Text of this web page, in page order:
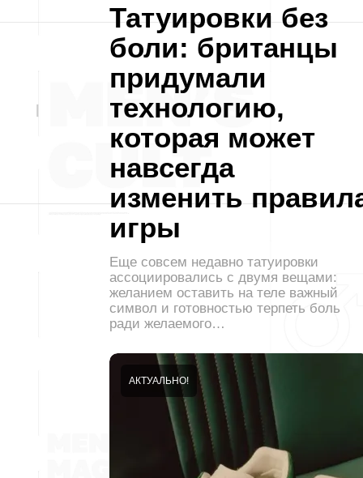
Татуировки без
боли: британцы
придумали
технологию,
которая может
навсегда
изменить
игры
Еще совсем недавно татуировки
ассоциировались с двумя вещами:
желанием оставить на теле важный
символ и готовностью терпеть боль
ради желаемого…
АКТУАЛЬНО!